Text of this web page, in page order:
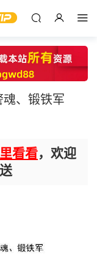
、锻铁军
看看，欢迎